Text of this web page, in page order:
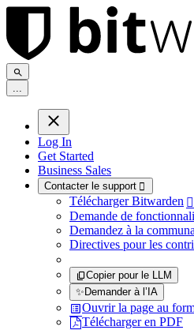
...
Log In
Get Started
Business Sales
Contacter le support 
Télécharger Bitwarden 
Demande de
Demandez à la
Directives pour les
Copier pour le LLM
✨Demander à l’IA
Ouvrir la page au
Télécharger en PDF